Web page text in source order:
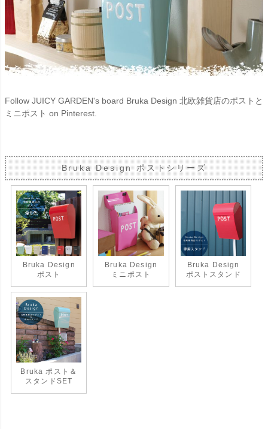
Follow JUICY GARDEN's board Bruka Design 北欧雑貨店のポストと
ミニポスト on Pinterest.
Bruka Design ポストシリーズ
Bruka Design
ポスト
Bruka Design
ミニポスト
Bruka Design
ポストスタンド
Bruka ポスト＆
スタンドSET